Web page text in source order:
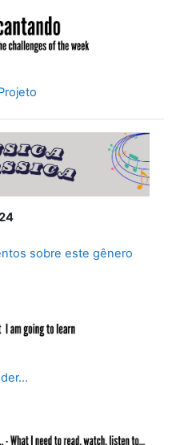
Fórum
sobre este gênero
Página